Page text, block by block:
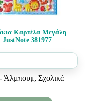
Καρτέλα Μεγάλη
381977
- Άλμπουμ, Σχολικά